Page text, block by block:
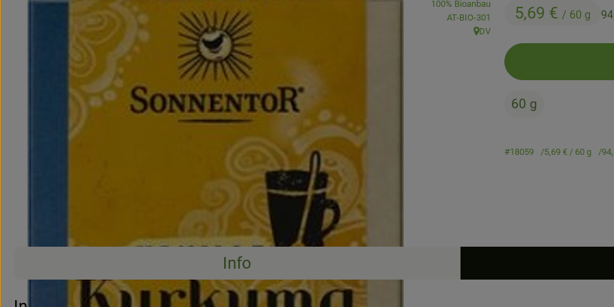
5,69 € / 60 g
100% Bioanbau
, Kontrollstelle:
AT-BIO-301
, Herkunft:
DV
60 g
#18059 5,69 € / 60 g
Info